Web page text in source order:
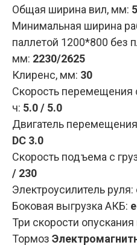
Общая ширина вил, мм:
Минимальная ширина
паллетой 1200*800
мм: 2230/2625
Клиренс, мм: 30
Скорость перемещения
ч: 5.0 / 5.0
Двигатель
DC 3.0
Скорость подъема с
/ 230
Электроусилитель руля:
Боковая выгрузка АКБ:
Три скорости опускания
Тормоз